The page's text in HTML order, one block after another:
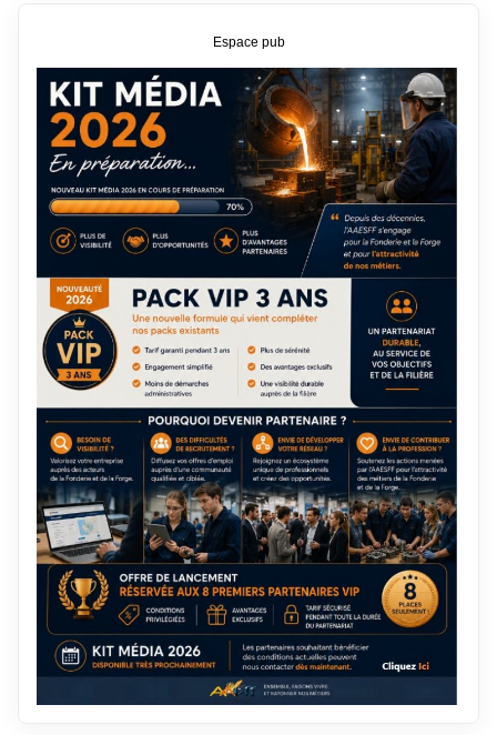
septembre 2020
août 2020
juillet 2020
juin 2020
mai 2020
mars 2020
février 2020
janvier 2020
décembre 2019
novembre 2019
octobre 2019
septembre 2019
août 2019
juillet 2019
juin 2019
mai 2019
octobre 2012
septembre 2012
août 2012
juillet 2012
juin 2012
avril 2012
mars 2012
février 2012
janvier 2012
décembre 2011
novembre 2011
octobre 2011
septembre 2011
août 2011
juillet 2011
juin 2011
mai 2011
Espace pub